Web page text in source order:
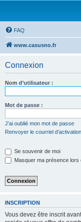
FAQ
www.casusno.fr
Connexion
Nom d’utilisateur :
Mot de passe :
J’ai oublié mon mot de passe
Renvoyer le courriel d’activation
Se souvenir de moi
Masquer ma présence lors
INSCRIPTION
Vous devez être inscrit